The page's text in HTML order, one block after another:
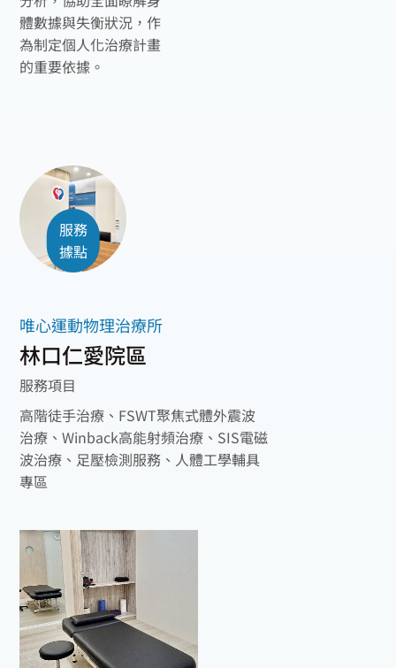
體數據與失衡狀況，作
為制定個人化治療計畫
的重要依據。
服務
據點
唯心運動物理治療所
林口仁愛院區
服務項目
高階徒手治療、FSWT聚焦式體外震波
治療、Winback高能射頻治療、SIS電磁
波治療、足壓檢測服務、人體工學輔具
專區